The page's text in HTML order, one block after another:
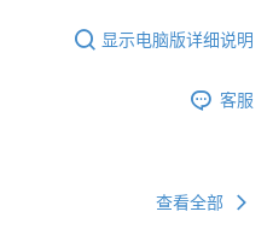
用戶服務條款
显示电脑版详细说明
客服
查看全部